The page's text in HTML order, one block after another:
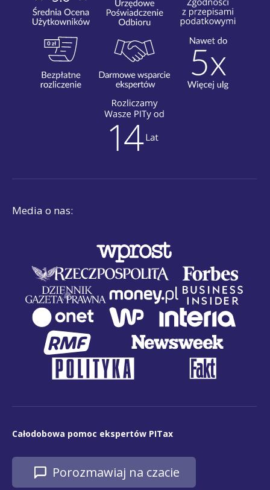
Media o nas:
Całodobowa pomoc ekspertów PITax
Porozmawiaj na czacie